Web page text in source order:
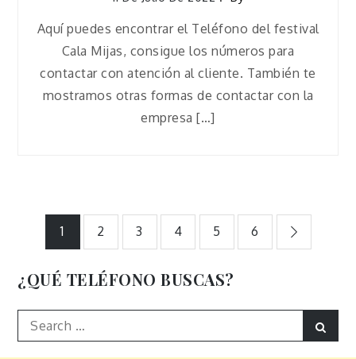
Aquí puedes encontrar el Teléfono del festival
Cala Mijas, consigue los números para
contactar con atención al cliente. También te
mostramos otras formas de contactar con la
empresa […]
Paginación
de
entradas
1 2 3 4 5 6
¿QUÉ TELÉFONO BUSCAS?
Search
for: